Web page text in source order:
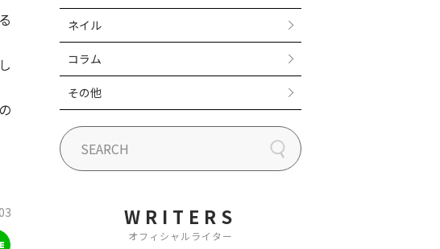
ネイル
コラム
その他
WRITERS
オフィシャルライター